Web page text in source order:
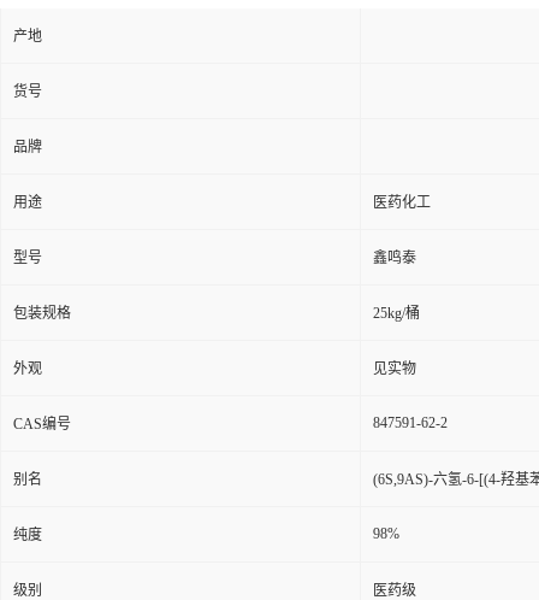
产地
货号
品牌
用途 医药化工
型号 鑫鸣泰
包装规格 25kg/桶
外观 见实物
CAS编号 847591-62-2
别名 (6S,9AS)-六氢-6-[(4-羟基
纯度 98%
级别 医药级